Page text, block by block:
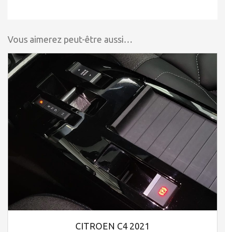
Vous aimerez peut-être aussi…
CITROEN C4 2021